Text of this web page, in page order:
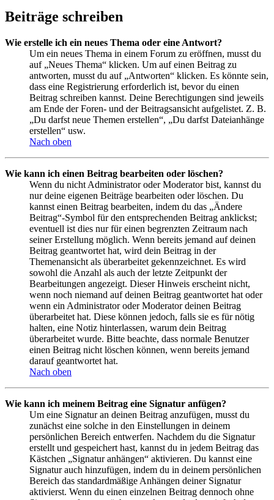
Beiträge schreiben
Wie erstelle ich ein neues Thema oder eine Antwort?
Um ein neues Thema in einem Forum zu eröffnen, musst du
auf „Neues Thema“ klicken. Um auf einen Beitrag zu
antworten, musst du auf „Antworten“ klicken. Es könnte sein,
dass eine Registrierung erforderlich ist, bevor du einen
Beitrag schreiben kannst. Deine Berechtigungen sind jeweils
am Ende der Foren- und der Beitragsansicht aufgelistet. Z. B.
„Du darfst neue Themen erstellen“, „Du darfst Dateianhänge
erstellen“ usw.
Nach oben
Wie kann ich einen Beitrag bearbeiten oder löschen?
Wenn du nicht Administrator oder Moderator bist, kannst du
nur deine eigenen Beiträge bearbeiten oder löschen. Du
kannst einen Beitrag bearbeiten, indem du das „Ändere
Beitrag“-Symbol für den entsprechenden Beitrag anklickst;
eventuell ist dies nur für einen begrenzten Zeitraum nach
seiner Erstellung möglich. Wenn bereits jemand auf deinen
Beitrag geantwortet hat, wird dein Beitrag in der
Themenansicht als überarbeitet gekennzeichnet. Es wird
sowohl die Anzahl als auch der letzte Zeitpunkt der
Bearbeitungen angezeigt. Dieser Hinweis erscheint nicht,
wenn noch niemand auf deinen Beitrag geantwortet hat oder
wenn ein Administrator oder Moderator deinen Beitrag
überarbeitet hat. Diese können jedoch, falls sie es für nötig
halten, eine Notiz hinterlassen, warum dein Beitrag
überarbeitet wurde. Bitte beachte, dass normale Benutzer
einen Beitrag nicht löschen können, wenn bereits jemand
darauf geantwortet hat.
Nach oben
Wie kann ich meinem Beitrag eine Signatur anfügen?
Um eine Signatur an deinen Beitrag anzufügen, musst du
zunächst eine solche in den Einstellungen in deinem
persönlichen Bereich entwerfen. Nachdem du die Signatur
erstellt und gespeichert hast, kannst du in jedem Beitrag das
Kästchen „Signatur anhängen“ aktivieren. Du kannst eine
Signatur auch hinzufügen, indem du in deinem persönlichen
Bereich das standardmäßige Anhängen deiner Signatur
aktivierst. Wenn du einen einzelnen Beitrag dennoch ohne